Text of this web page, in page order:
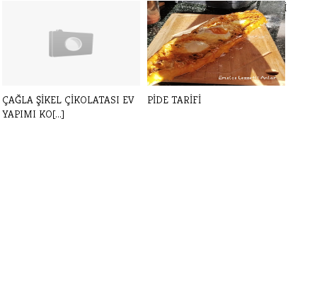
KAVRULMUŞ SUSAMLI CEVİZLİ
KURABİYE [...]
ÇAĞLA ŞİKEL ÇİKOLATASI EV
YAPIMI KO[...]
PİDE TARİFİ